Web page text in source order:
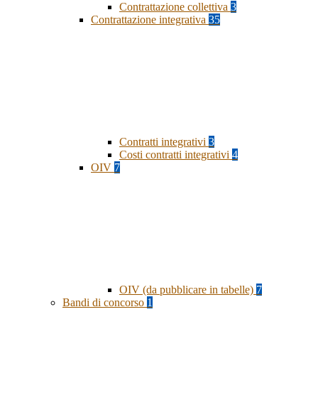
Contrattazione collettiva 3
Contrattazione integrativa 35
Contratti integrativi 3
Costi contratti integrativi 4
OIV 7
OIV (da pubblicare in tabelle) 7
Bandi di concorso 1